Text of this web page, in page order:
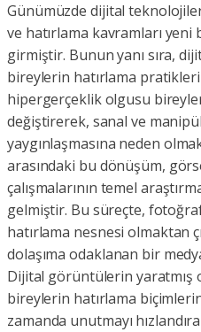
Günümüzde dijital
ve hatırlama kavramları
girmiştir. Bunun yanı sıra,
bireylerin hatırlama
hipergerçeklik olgusu
değiştirerek, sanal ve
yaygınlaşmasına neden
arasındaki bu dönüşüm,
çalışmalarının temel
gelmiştir. Bu süreçte,
hatırlama nesnesi olmaktan
dolaşıma odaklanan bir
Dijital görüntülerin yaratmış
bireylerin hatırlama
zamanda unutmayı